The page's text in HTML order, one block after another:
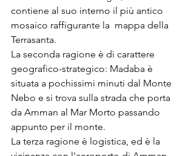
contiene al suo interno il più antico
mosaico raffigurante la  mappa della
Terrasanta.
La seconda ragione è di carattere
geografico-strategico: Madaba è
situata a pochissimi minuti dal Monte
Nebo e si trova sulla strada che porta
da Amman al Mar Morto passando
appunto per il monte.
La terza ragione è logistica, ed è la